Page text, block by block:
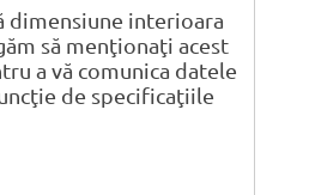
dimensiune interioara
să menţionaţi acest
a vă comunica datele
de specificaţiile